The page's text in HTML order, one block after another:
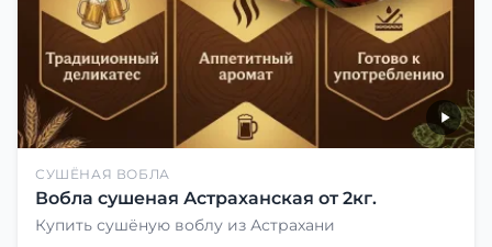
СУШЁНАЯ ВОБЛА
Вобла сушеная Астраханская от 2кг.
Купить сушёную воблу из Астрахани